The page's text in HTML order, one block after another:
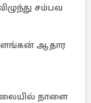
சம்பவ
ஆதார
நாளை